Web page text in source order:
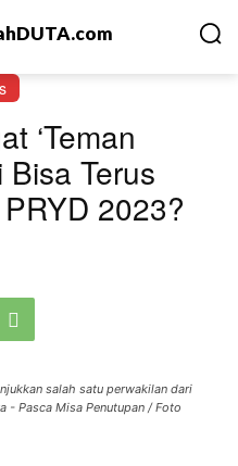
‘Teman
Bisa Terus
2023?
salah satu perwakilan dari
- Pasca Misa Penutupan / Foto